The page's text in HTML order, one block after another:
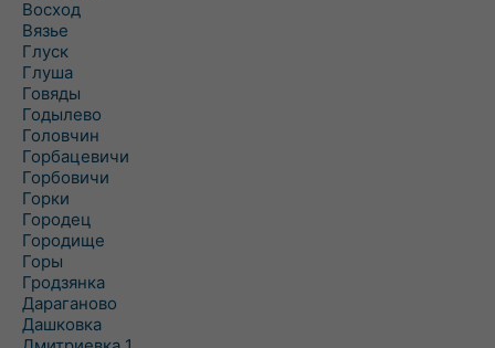
Восход
Вязье
Глуск
Глуша
Говяды
Годылево
Головчин
Горбацевичи
Горбовичи
Горки
Городец
Городище
Горы
Гродзянка
Дараганово
Дашковка